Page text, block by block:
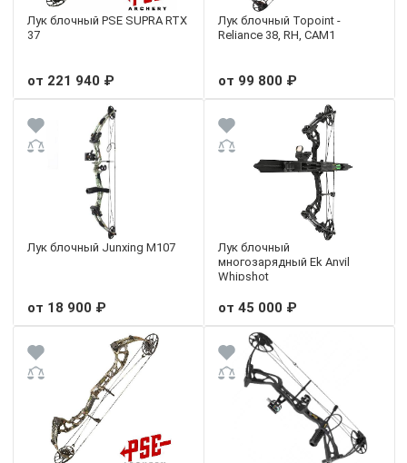
Лук блочный PSE SUPRA RTX
37
от 221 940 ₽
Лук блочный Topoint -
Reliance 38, RH, CAM1
от 99 800 ₽
Лук блочный Junxing M107
от 18 900 ₽
Лук блочный
многозарядный Ek Anvil
Whipshot
от 45 000 ₽